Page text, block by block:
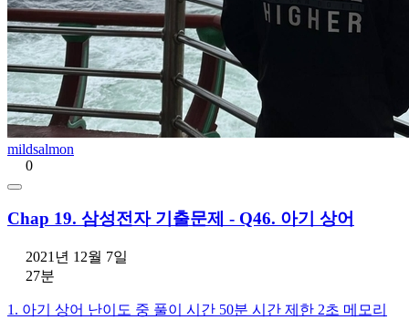
mildsalmon
0
Chap 19. 삼성전자 기출문제 - Q46. 아기 상어
2021년 12월 7일
27분
1. 아기 상어 난이도 중 풀이 시간 50분 시간 제한 2초 메모리